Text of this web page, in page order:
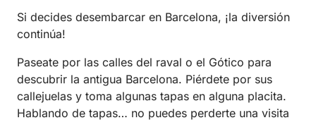
Si decides desembarcar en Barcelona, ¡la diversión
continúa!
Paseate por las calles del raval o el Gótico para
descubrir la antigua Barcelona. Piérdete por sus
callejuelas y toma algunas tapas en alguna placita.
Hablando de tapas… no puedes perderte una visita